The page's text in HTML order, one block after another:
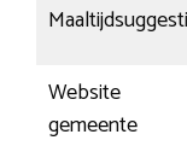
Website
gemeente